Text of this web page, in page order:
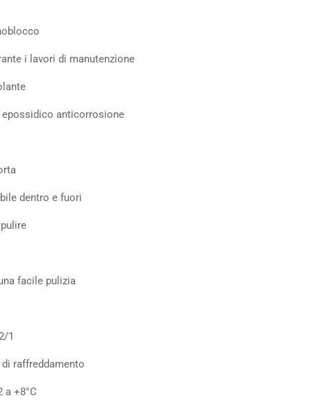
i lavori di manutenzione
anticorrosione
dentro e fuori
facile pulizia
1
raffreddamento
a +8°C